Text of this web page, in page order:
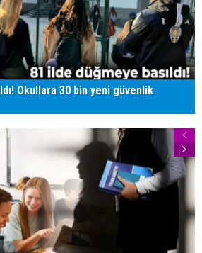
Okullara 30 bin yeni güvenlik